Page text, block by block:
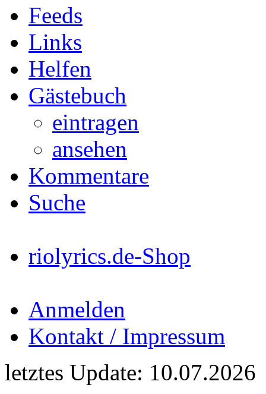
Feeds
Links
Helfen
Gästebuch
eintragen
ansehen
Kommentare
Suche
riolyrics.de-Shop
Anmelden
Kontakt / Impressum
letztes Update: 10.07.2026